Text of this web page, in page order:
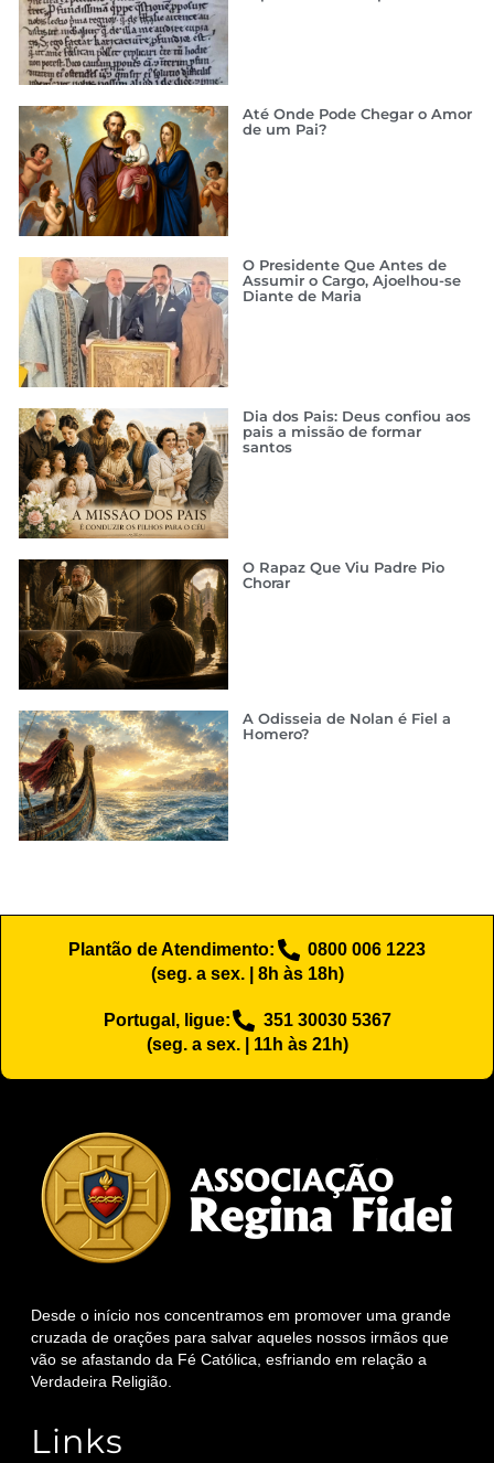
Até Onde Pode Chegar o Amor
de um Pai?
O Presidente Que Antes de
Assumir o Cargo, Ajoelhou-se
Diante de Maria
Dia dos Pais: Deus confiou aos
pais a missão de formar
santos
O Rapaz Que Viu Padre Pio
Chorar
A Odisseia de Nolan é Fiel a
Homero?
Plantão de Atendimento:
0800 006 1223
(seg. a sex. | 8h às 18h)
Portugal, ligue:
351 30030 5367
(seg. a sex. | 11h às 21h)
Desde o início nos concentramos em promover uma grande
cruzada de orações para salvar aqueles nossos irmãos que
vão se afastando da Fé Católica, esfriando em relação a
Verdadeira Religião.
Links